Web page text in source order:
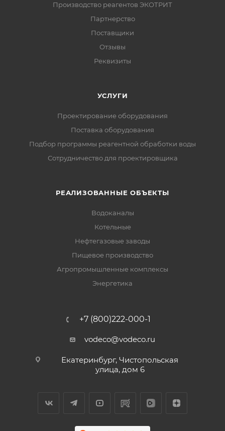
Производство реагентов ЭКОТРИТ
Партнерство
Поставщики
Отзывы
Реквизиты
УСЛУГИ
Проектирование оборудования
Поставка оборудования
Подбор программы реагентной обработки воды
Сотрудничество для проектировщика
РЕАЛИЗОВАННЫЕ ОБЪЕКТЫ
Водоканалы
Котельные
Нефтегазовые заводы
Пищевое производство
Агропромышленные комплексы
Энергетика
+7 (800)222-000-1
vodeco@vodeco.ru
Екатеринбург, Чистопольская
улица, дом 6